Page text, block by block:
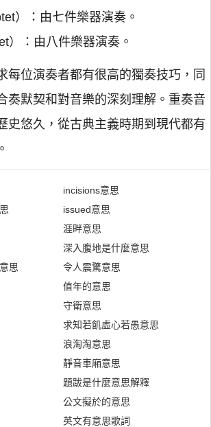
）：由七件樂器演奏。
）：由八件樂器演奏。
每位演奏者都有很高的獨奏技巧，同
奏默契和對音樂的深刻理解。重奏音
史悠久，從古典主義時期到現代都有
思
incisions意思
issued意思
涯畔意思
深入腹地是什麼意思
令人震驚意思
值年的意思
守衛意思
求知若飢虛心若愚意思
浪淘淘意思
靜音車廂意思
題跋是什麼意思解釋
公文擬於的意思
英文有意思歌詞